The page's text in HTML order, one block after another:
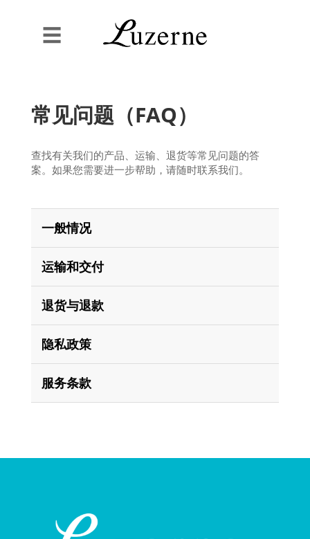
☰
常见问题（FAQ）
查找有关我们的产品、运输、退货等常见问题的答
案。如果您需要进一步帮助，请随时联系我们。
一般情况
运输和交付
退货与退款
隐私政策
服务条款